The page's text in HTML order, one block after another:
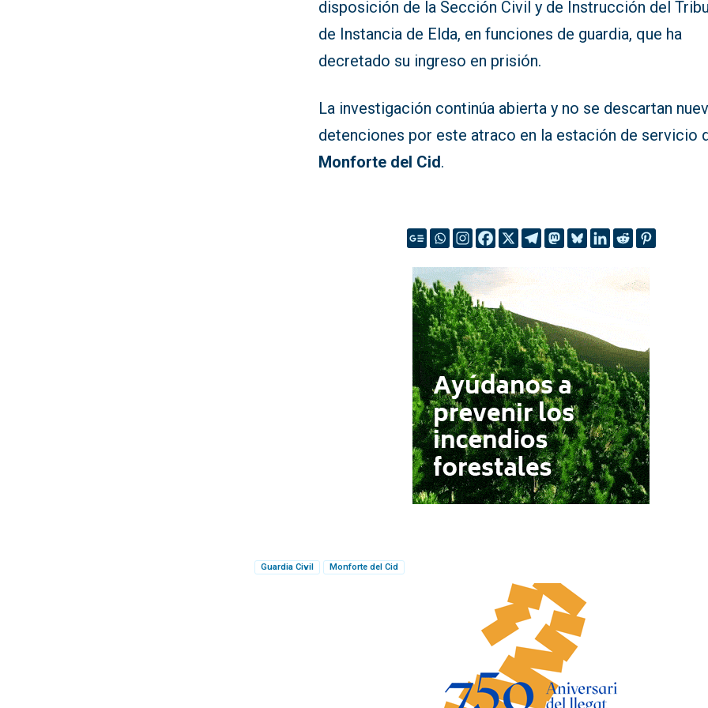
disposición de la Sección Civil y de Instrucción del
de Instancia de Elda, en funciones de guardia, que ha
decretado su ingreso en prisión.
La investigación continúa abierta y no se descartan
detenciones por este atraco en la estación de servicio
Monforte del Cid.
Guardia Civil Monforte del Cid